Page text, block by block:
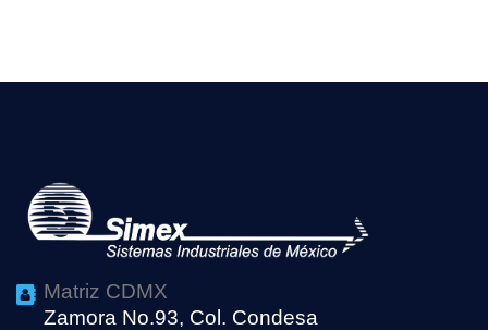
Matriz CDMX
Zamora No.93, Col. Condesa